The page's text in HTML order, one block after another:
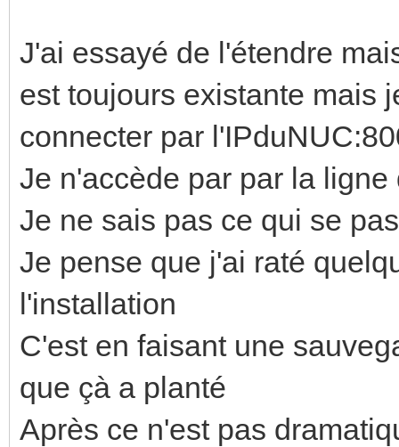
J'ai essayé de l'étendre
est toujours existante mais
connecter par
Je n'accède par par la ligne
Je ne sais pas ce qui se
Je pense que j'ai raté
l'installation
C'est en faisant une
que çà a planté
Après ce n'est pas